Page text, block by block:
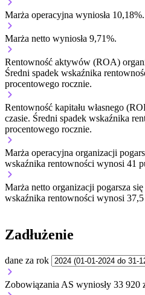
Marża operacyjna wyniosła 10,18%.
Marża netto wyniosła 9,71%.
Rentowność aktywów (ROA)
Średni spadek wskaźnika
procentowego rocznie.
Rentowność kapitału własnego
czasie. Średni spadek wskaźnika
procentowego rocznie.
Marża operacyjna organizacji
wskaźnika rentowności wynosi 41
Marża netto organizacji pogarsza
wskaźnika rentowności wynosi
Zadłużenie
dane za rok
Zobowiązania AS wyniosły 33 920